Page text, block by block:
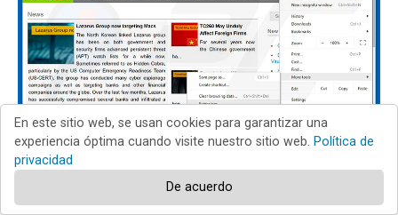
En este sitio web, se usan cookies para garantizar una
experiencia óptima cuando visite nuestro sitio web. Política de
privacidad
De acuerdo